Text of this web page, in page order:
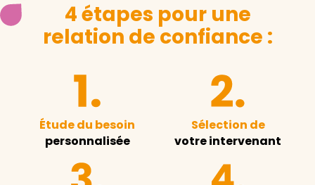
4 étapes pour une
relation de confiance :
Étude du besoin
personnalisée
Sélection de
votre intervenant